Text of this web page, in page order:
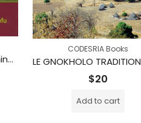
Managing and Transforming an African University: Personal Experience at Makerere University 1973-2004
CODESRIA Books
$20
Add to cart